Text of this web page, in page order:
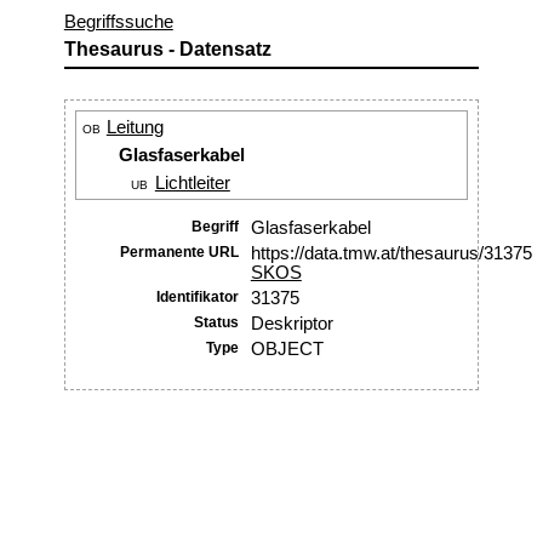
Begriffssuche
Thesaurus - Datensatz
OB
Leitung
Glasfaserkabel
UB Lichtleiter
Begriff Glasfaserkabel
Permanente URL
https://data.tmw.at/thesaurus/31375
SKOS
Identifikator 31375
Status Deskriptor
Type OBJECT